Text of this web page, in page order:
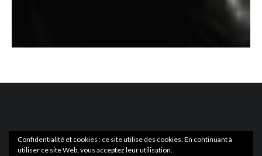
Confidentialité et cookies : ce site utilise des cookies. En continuant à
utiliser ce site Web, vous acceptez leur utilisation.